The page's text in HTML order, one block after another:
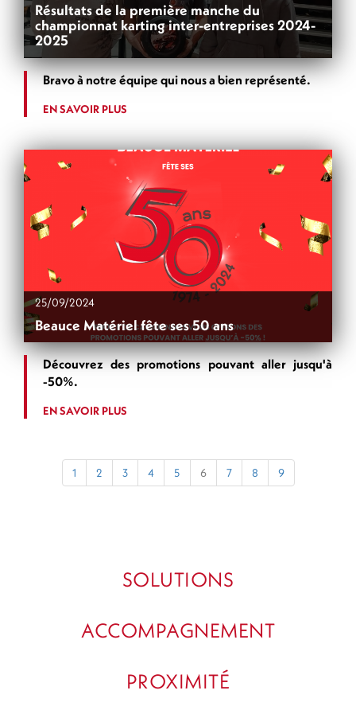
Résultats de la première manche du
championnat karting inter-entreprises 2024-
2025
Bravo à notre équipe qui nous a bien représenté.
EN SAVOIR PLUS
25/09/2024
Beauce Matériel fête ses 50 ans
Découvrez des promotions pouvant aller jusqu'à
-50%.
EN SAVOIR PLUS
1 2 3 4 5 6 7 8 9
SOLUTIONS
ACCOMPAGNEMENT
PROXIMITÉ